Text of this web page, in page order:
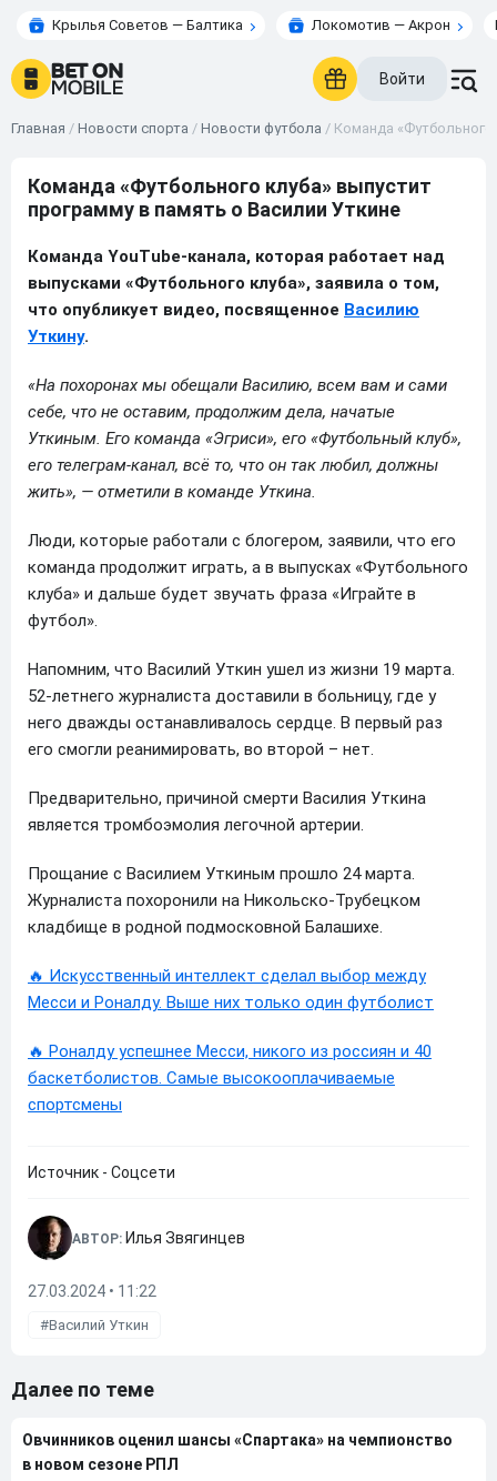
Крылья Советов — Балтика Локомотив — Акрон
Войти
Главная / Новости спорта / Новости футбола / Команда
Команда «Футбольного клуба» выпустит
программу в память о Василии Уткине
Команда YouTube-канала, которая работает над
выпусками «Футбольного клуба», заявила о том,
что опубликует видео, посвященное Василию
Уткину.
«На похоронах мы обещали Василию, всем вам и сами
себе, что не оставим, продолжим дела, начатые
Уткиным. Его команда «Эгриси», его «Футбольный клуб»,
его телеграм-канал, всё то, что он так любил, должны
жить», — отметили в команде Уткина.
Люди, которые работали с блогером, заявили, что его
команда продолжит играть, а в выпусках «Футбольного
клуба» и дальше будет звучать фраза «Играйте в
футбол».
Напомним, что Василий Уткин ушел из жизни 19 марта.
52-летнего журналиста доставили в больницу, где у
него дважды останавливалось сердце. В первый раз
его смогли реанимировать, во второй – нет.
Предварительно, причиной смерти Василия Уткина
является тромбоэмолия легочной артерии.
Прощание с Василием Уткиным прошло 24 марта.
Журналиста похоронили на Никольско-Трубецком
кладбище в родной подмосковной Балашихе.
🔥 Искусственный интеллект сделал выбор между
Месси и Роналду. Выше них только один футболист
🔥 Роналду успешнее Месси, никого из россиян и 40
баскетболистов. Самые высокооплачиваемые
спортсмены
Источник - Соцсети
АВТОР: Илья Звягинцев
27.03.2024 • 11:22
Василий Уткин
Далее по теме
Овчинников оценил шансы «Спартака» на чемпионство
в новом сезоне РПЛ